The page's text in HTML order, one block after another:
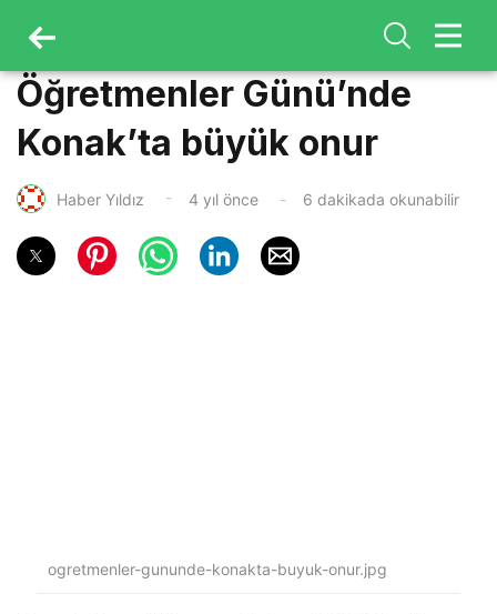
Öğretmenler Günü’nde
Konak’ta büyük onur
Haber Yıldız 4 yıl önce 6 dakikada okunabilir
ogretmenler-gununde-konakta-buyuk-onur.jpg